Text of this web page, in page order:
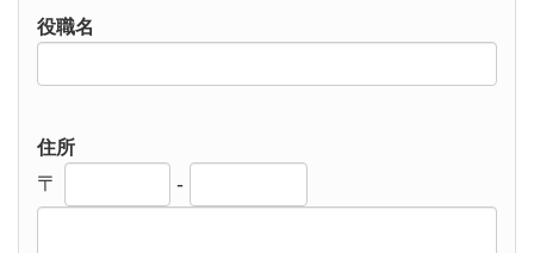
役職名
住所
〒 -